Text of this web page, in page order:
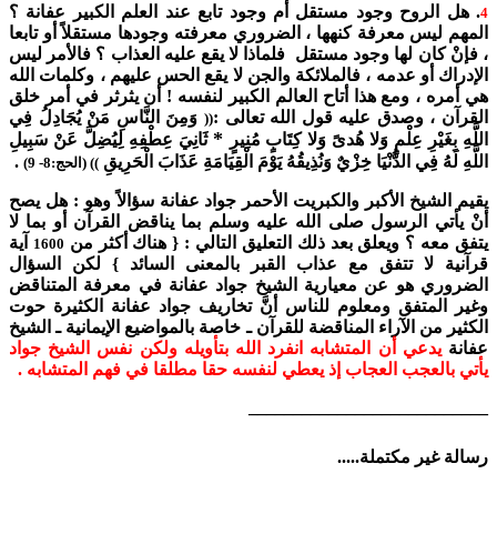
4. هل الروح وجود مستقل أم وجود تابع عند العلم الكبير عفانة ؟
المهم ليس معرفة كنهها ، الضروري معرفته وجودها مستقلاً أو تابعا
، فإنْ كان لها وجود مستقل فلماذا لا يقع عليه العذاب ؟ فالأمر ليس
الإدراك أو عدمه ، فالملائكة والجن لا يقع الحس عليهم ، وكلمات الله
هي أمره ، ومع هذا أتاح العالم الكبير لنفسه ! أن يثرثر في أمر خلق
القرآن ، وصدق عليه قول الله تعالى :(( وَمِنَ النَّاسِ مَنْ يُجَادِلُ فِي
اللَّهِ بِغَيْرِ عِلْمٍ وَلا هُدىً وَلا كِتَابٍ مُنِيرٍ
* ثَانِيَ عِطْفِهِ لِيُضِلَّ عَنْ سَبِيلِ
اللَّهِ لَهُ فِي الدُّنْيَا خِزْيٌ وَنُذِيقُهُ يَوْمَ الْقِيَامَةِ عَذَابَ الْحَرِيقِ )) (الحج:8- 9) .
يقيم الشيخ الأكبر والكبريت الأحمر جواد عفانة سؤالاً وهو : هل يصح
أنْ يأتي الرسول صلى الله عليه وسلم بما يناقض القرآن أو بما لا
يتفق معه ؟ ويعلق بعد ذلك التعليق التالي : { هناك أكثر من 1600
آية
قرآنية لا تتفق مع عذاب القبر بالمعنى السائد } لكن السؤال
الضروري هو عن معيارية الشيخ جواد عفانة في معرفة المتناقض
وغير المتفق ومعلوم للناس أنَّ تخاريف جواد عفانة الكثيرة حوت
الكثير من الآراء المناقضة للقرآن ـ خاصة بالمواضيع الإيمانية ـ الشيخ
عفانة يدعي أن المتشابه انفرد الله بتأويله ولكن نفس الشيخ جواد
يأتي بالعجب العجاب إذ يعطي لنفسه حقا مطلقا في فهم المتشابه .
رسالة غير مكتملة.....